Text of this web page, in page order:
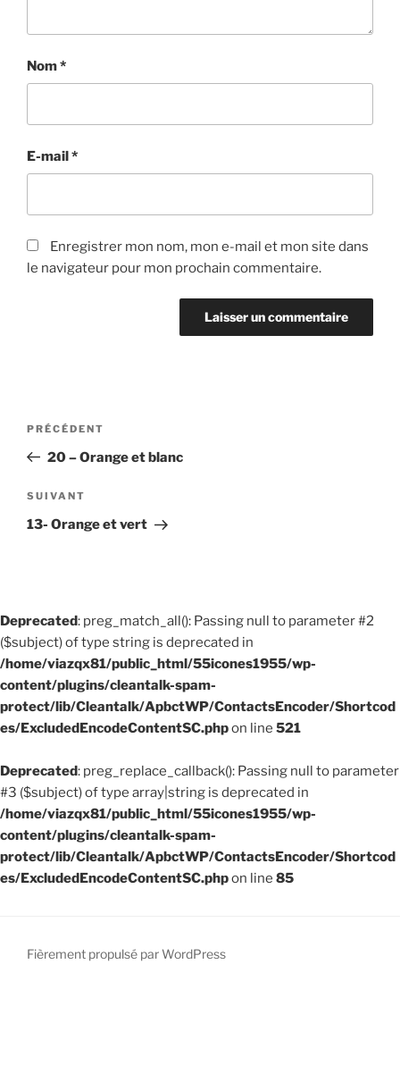
Nom*
E-mail*
Enregistrer mon nom, mon e-mail et mon site dans
le navigateur pour mon prochain commentaire.
Navigation
l’article
Article
précédent
PRÉCÉDENT
20 – Orange et blanc
Article
suivant
SUIVANT
13- Orange et vert
Deprecated: preg_match_all(): Passing null to parameter #2
($subject) of type string is deprecated in
/home/viazqx81/public_html/55icones1955/wp-
content/plugins/cleantalk-spam-
protect/lib/Cleantalk/ApbctWP/ContactsEncoder/Shortcod
es/ExcludedEncodeContentSC.phpon line 521
Deprecated: preg_replace_callback(): Passing null to parameter
#3 ($subject) of type array|string is deprecated in
/home/viazqx81/public_html/55icones1955/wp-
content/plugins/cleantalk-spam-
protect/lib/Cleantalk/ApbctWP/ContactsEncoder/Shortcod
es/ExcludedEncodeContentSC.phpon line 85
Fièrement propulsé par WordPress